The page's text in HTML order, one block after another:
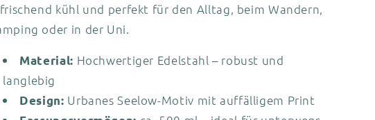
kühl und perfekt für den Alltag, beim Wandern,
oder in der Uni.
Material: Hochwertiger Edelstahl – robust und
langlebig
Design: Urbanes Seelow-Motiv mit auffälligem Print